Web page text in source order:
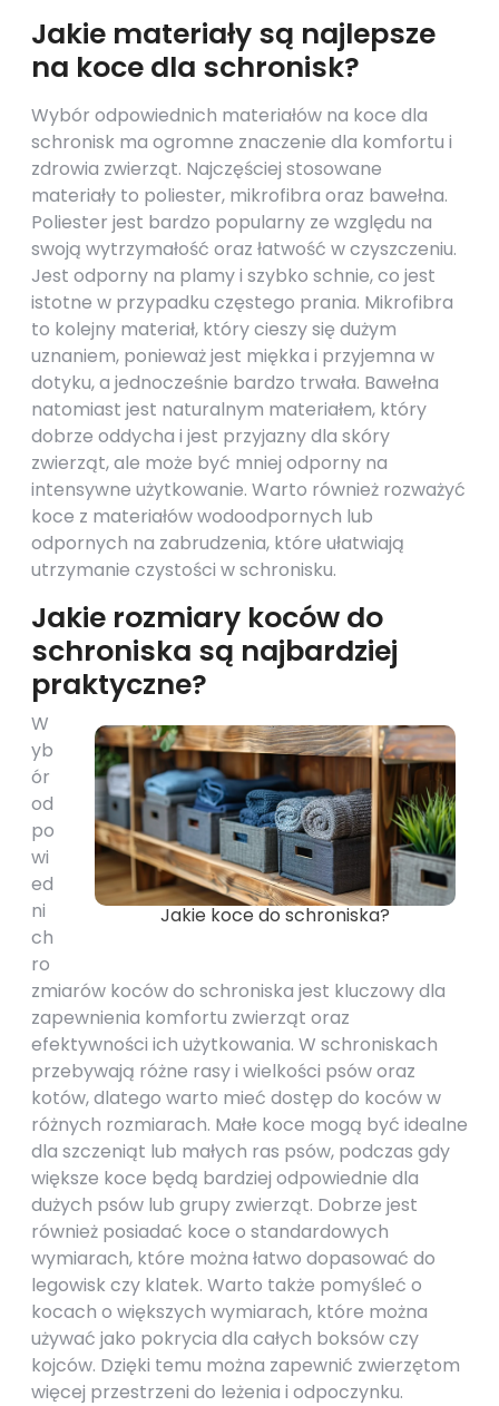
Jakie materiały są najlepsze
na koce dla schronisk?
Wybór odpowiednich materiałów na koce dla
schronisk ma ogromne znaczenie dla komfortu i
zdrowia zwierząt. Najczęściej stosowane
materiały to poliester, mikrofibra oraz bawełna.
Poliester jest bardzo popularny ze względu na
swoją wytrzymałość oraz łatwość w czyszczeniu.
Jest odporny na plamy i szybko schnie, co jest
istotne w przypadku częstego prania. Mikrofibra
to kolejny materiał, który cieszy się dużym
uznaniem, ponieważ jest miękka i przyjemna w
dotyku, a jednocześnie bardzo trwała. Bawełna
natomiast jest naturalnym materiałem, który
dobrze oddycha i jest przyjazny dla skóry
zwierząt, ale może być mniej odporny na
intensywne użytkowanie. Warto również rozważyć
koce z materiałów wodoodpornych lub
odpornych na zabrudzenia, które ułatwiają
utrzymanie czystości w schronisku.
Jakie rozmiary koców do
schroniska są najbardziej
praktyczne?
Jakie koce do schroniska?
W
yb
ór
od
po
wi
ed
ni
ch
ro
zmiarów koców do schroniska jest kluczowy dla
zapewnienia komfortu zwierząt oraz
efektywności ich użytkowania. W schroniskach
przebywają różne rasy i wielkości psów oraz
kotów, dlatego warto mieć dostęp do koców w
różnych rozmiarach. Małe koce mogą być idealne
dla szczeniąt lub małych ras psów, podczas gdy
większe koce będą bardziej odpowiednie dla
dużych psów lub grupy zwierząt. Dobrze jest
również posiadać koce o standardowych
wymiarach, które można łatwo dopasować do
legowisk czy klatek. Warto także pomyśleć o
kocach o większych wymiarach, które można
używać jako pokrycia dla całych boksów czy
kojców. Dzięki temu można zapewnić zwierzętom
więcej przestrzeni do leżenia i odpoczynku.